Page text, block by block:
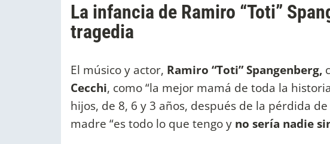
La infancia de Ramiro “Toti”
tragedia
El músico y actor, Ramiro “Toti” Spangenberg,
Cecchi, como “la mejor mamá de toda la
hijos, de 8, 6 y 3 años, después de la pérdida
madre “es todo lo que tengo y no sería nadie